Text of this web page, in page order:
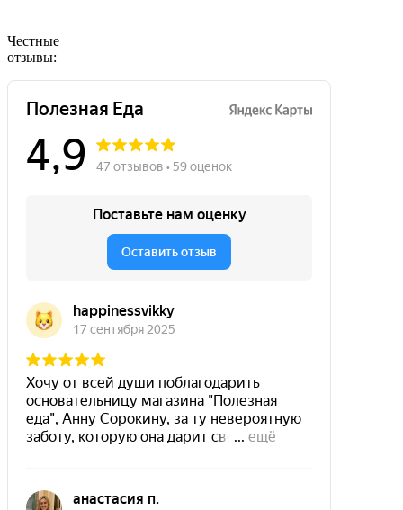
Честные
отзывы: